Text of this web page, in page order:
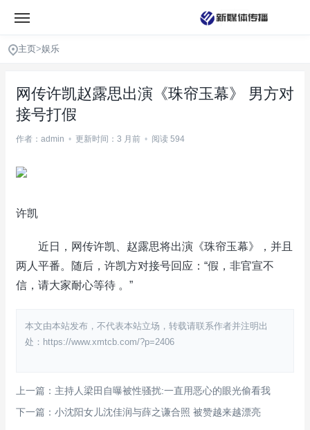
主页>娱乐
网传许凯赵露思出演《珠帘玉幕》 男方对
接号打假
作者：admin • 更新时间：3 月前 • 阅读 594
许凯
近日，网传许凯、赵露思将出演《珠帘玉幕》，并且
两人平番。随后，许凯方对接号回应：“假，非官宣不
信，请大家耐心等待 。”
本文由本站发布，不代表本站立场，转载请联系作者并注明出
处：https://www.xmtcb.com/?p=2406
上一篇：主持人梁田自曝被性骚扰:一直用恶心的眼光偷看我
下一篇：小沈阳女儿沈佳润与薛之谦合照 被赞越来越漂亮